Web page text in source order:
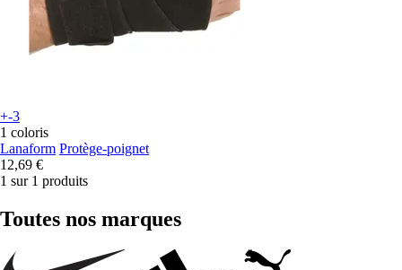
+-3
1 coloris
Lanaform Protège-poignet
12,69 €
1 sur 1 produits
Toutes nos marques